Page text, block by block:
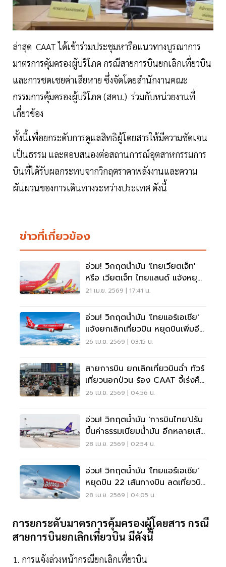
ล่าสุด CAAT ได้เข้าร่วมประชุมหารือแนวทางบูรณาการ
มาตรการคุ้มครองผู้บริโภค กรณีสายการบินยกเลิกเที่ยวบิน
และการชดเชยค่าเสียหาย ซึ่งจัดโดยสำนักงานคณะ
กรรมการคุ้มครองผู้บริโภค (สคบ.) ร่วมกับหน่วยงานที่
เกี่ยวข้อง
ทั้งนี้เพื่อยกระดับการดูแลสิทธิผู้โดยสารให้มีความชัดเจน
เป็นธรรม และตอบสนองต่อสถานการณ์อุตสาหกรรมการ
บินที่ได้รับผลกระทบจากวิกฤตราคาพลังงานและความ
ผันผวนของการเดินทางระหว่างประเทศ ดังนี้
ข่าวที่เกี่ยวข้อง
อ่วม! วิกฤตน้ำมัน 'ไทยเวียตเจ็ท'
หรือ เวียตเจ็ท ไทยแลนด์ แจ้งหยุด
บินบางเส้นทางแล้ว
21 เม.ย. 2569 | 17:41 น.
อ่วม! วิกฤตน้ำมัน 'ไทยแอร์เอเชีย'
แจ้งยกเลิกเที่ยวบิน หยุดบินเพิ่มอีก
หลายเส้นทางแล้ว
26 เม.ย. 2569 | 03:15 น.
สายการบิน ยกเลิกเที่ยวบินฉ่ำ ทัวร์
เที่ยวนอกป่วน ร้อง CAAT จี้เร่งคืน
เงินผู้โดยสาร
26 เม.ย. 2569 | 04:56 น.
อ่วม! วิกฤตน้ำมัน 'การบินไทย'ปรับ
ขึ้นค่าธรรมเนียมน้ำมัน อีกหลายเส้น
ทางบิน 1 พ.ค.นี้
28 เม.ย. 2569 | 02:54 น.
อ่วม! วิกฤตน้ำมัน 'ไทยแอร์เอเชีย'
หยุดบิน 22 เส้นทางบิน ลดเที่ยวบิน
30 % พ.ค.–มิ.ย.นี้
28 เม.ย. 2569 | 04:05 น.
การยกระดับมาตรการคุ้มครองผู้โดยสาร กรณี
สายการบินยกเลิกเที่ยวบิน มีดังนี้
1. การแจ้งล่วงหน้ากรณียกเลิกเที่ยวบิน